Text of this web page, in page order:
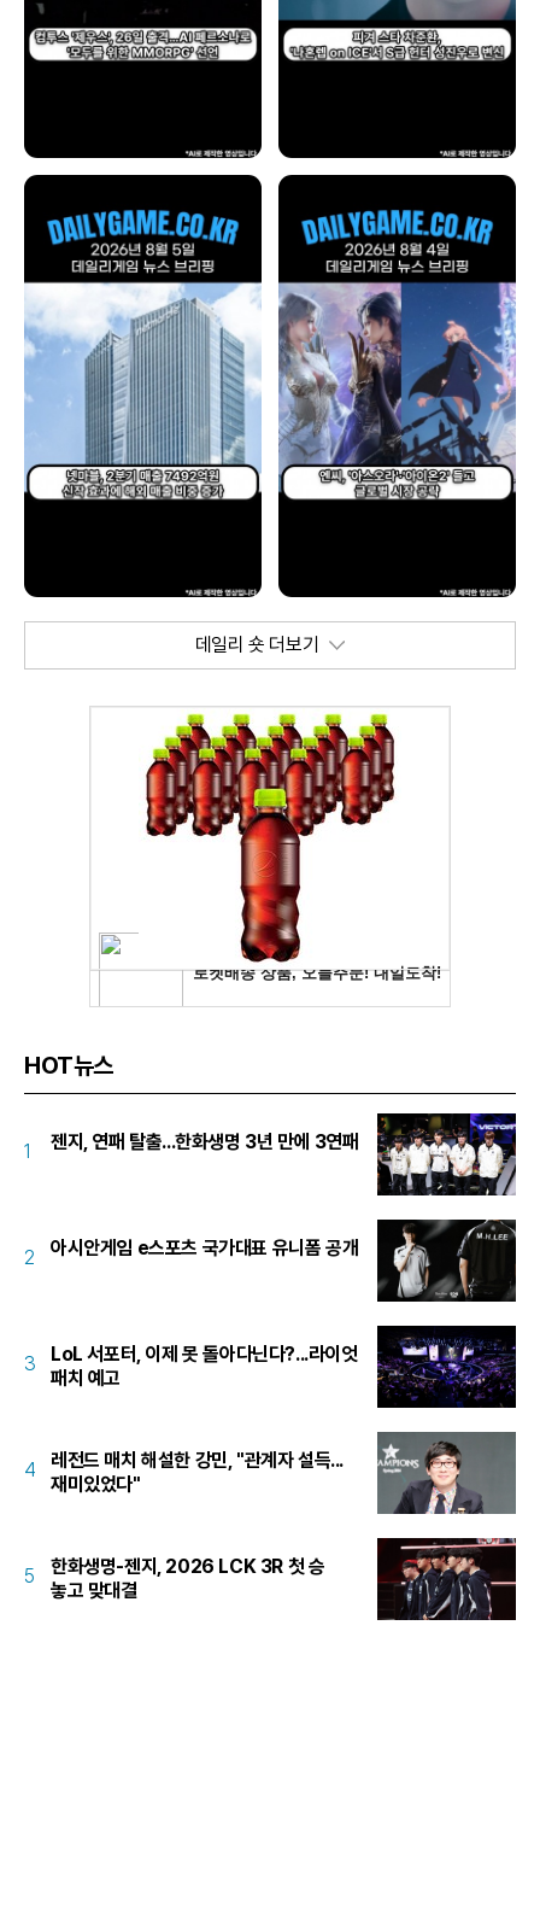
데일리 숏 더보기
HOT뉴스
1 젠지, 연패 탈출...한화생명 3년 만에 3연패
2 아시안게임 e스포츠 국가대표 유니폼 공개
3
LoL 서포터, 이제 못 돌아다닌다?...라이엇
패치 예고
4
레전드 매치 해설한 강민, "관계자 설득...
재미있었다"
5
한화생명-젠지, 2026 LCK 3R 첫 승
놓고 맞대결